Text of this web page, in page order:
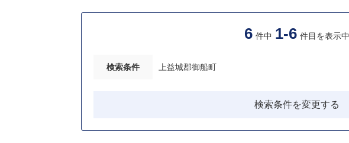
6 件中 1-6 件目を表示中
検索条件 上益城郡御船町
検索条件を変更する